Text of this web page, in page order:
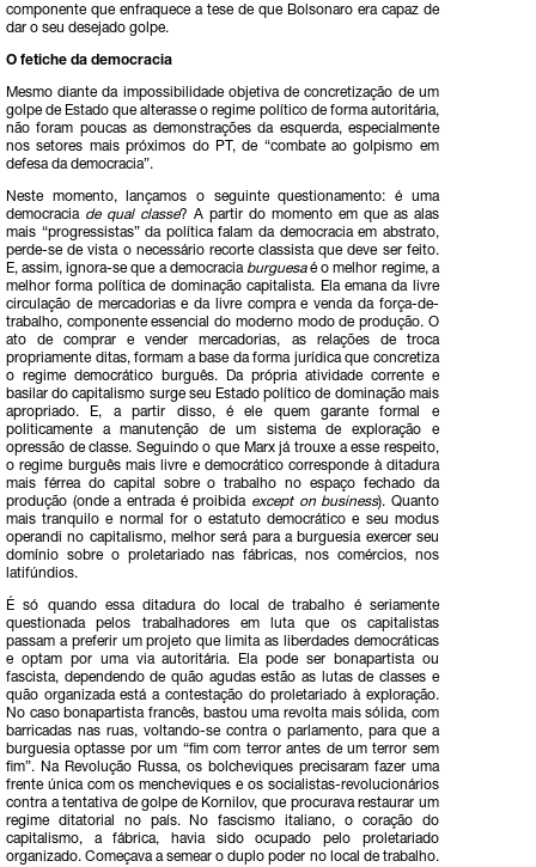
componente que enfraquece a tese de que Bolsonaro era capaz de
dar o seu desejado golpe.
O fetiche da democracia
Mesmo diante da impossibilidade objetiva de concretização de um
golpe de Estado que alterasse o regime político de forma autoritária,
não foram poucas as demonstrações da esquerda, especialmente
nos setores mais próximos do PT, de “combate ao golpismo em
defesa da democracia”.
Neste momento, lançamos o seguinte questionamento: é uma
democracia de qual classe? A partir do momento em que as alas
mais “progressistas” da política falam da democracia em abstrato,
perde-se de vista o necessário recorte classista que deve ser feito.
E, assim, ignora-se que a democracia burguesaé o melhor regime, a
melhor forma política de dominação capitalista. Ela emana da livre
circulação de mercadorias e da livre compra e venda da força-de-
trabalho, componente essencial do moderno modo de produção. O
ato de comprar e vender mercadorias, as relações de troca
propriamente ditas, formam a base da forma jurídica que concretiza
o regime democrático burguês. Da própria atividade corrente e
basilar do capitalismo surge seu Estado político de dominação mais
apropriado. E, a partir disso, é ele quem garante formal e
politicamente a manutenção de um sistema de exploração e
opressão de classe. Seguindo o que Marx já trouxe a esse respeito,
o regime burguês mais livre e democrático corresponde à ditadura
mais férrea do capital sobre o trabalho no espaço fechado da
produção (onde a entrada é proibida except on business). Quanto
mais tranquilo e normal for o estatuto democrático e seu modus
operandi no capitalismo, melhor será para a burguesia exercer seu
domínio sobre o proletariado nas fábricas, nos comércios, nos
latifúndios.
É só quando essa ditadura do local de trabalho é seriamente
questionada pelos trabalhadores em luta que os capitalistas
passam a preferir um projeto que limita as liberdades democráticas
e optam por uma via autoritária. Ela pode ser bonapartista ou
fascista, dependendo de quão agudas estão as lutas de classes e
quão organizada está a contestação do proletariado à exploração.
No caso bonapartista francês, bastou uma revolta mais sólida, com
barricadas nas ruas, voltando-se contra o parlamento, para que a
burguesia optasse por um “fim com terror antes de um terror sem
fim”. Na Revolução Russa, os bolcheviques precisaram fazer uma
frente única com os mencheviques e os socialistas-revolucionários
contra a tentativa de golpe de Kornilov, que procurava restaurar um
regime ditatorial no país. No fascismo italiano, o coração do
capitalismo, a fábrica, havia sido ocupado pelo proletariado
organizado. Começava a semear o duplo poder no local de trabalho.